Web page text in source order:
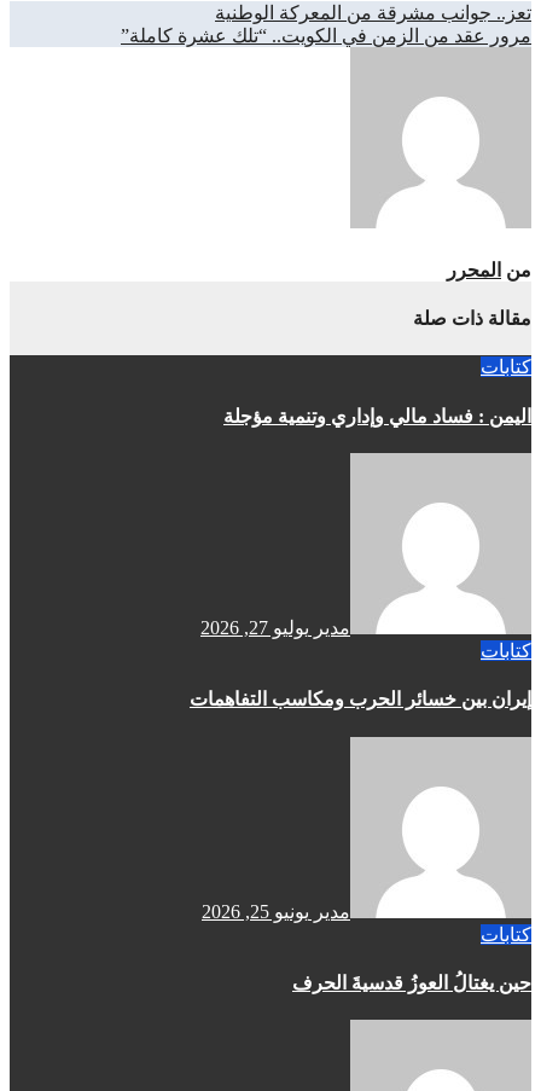
تعز.. جوانب مشرقة من المعركة الوطنية
مرور عقد من الزمن في الكويت.. “تلك عشرة كاملة”
من المحرر
مقالة ذات صلة
كتابات
اليمن : فساد مالي وإداري وتنمية مؤجلة
مدير يوليو 27, 2026
كتابات
إيران بين خسائر الحرب ومكاسب التفاهمات
مدير يونيو 25, 2026
كتابات
حين يغتالُ العوزُ قدسيةَ الحرف